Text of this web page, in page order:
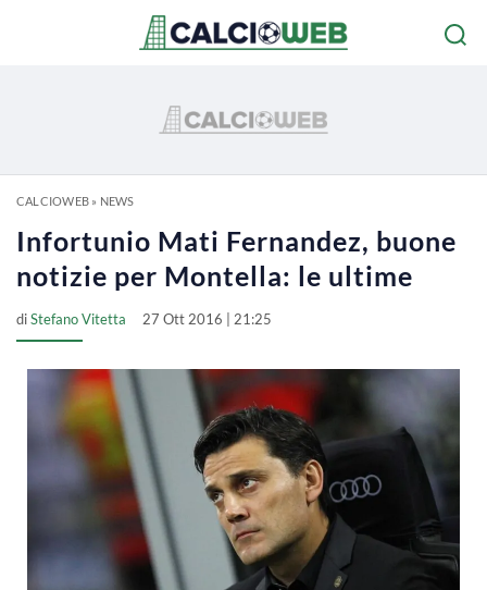
CALCIOWEB» NEWS
Infortunio Mati Fernandez, buone
notizie per Montella: le ultime
diStefano Vitetta 27 Ott 2016 | 21:25